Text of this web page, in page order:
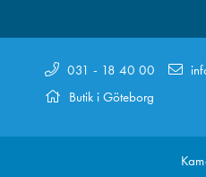
031 - 18 40 00
Butik i Göteborg